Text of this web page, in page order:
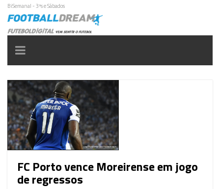
BiSemanal - 3ªs e Sábados
Toggle
navigation
FC Porto vence Moreirense em jogo
de regressos